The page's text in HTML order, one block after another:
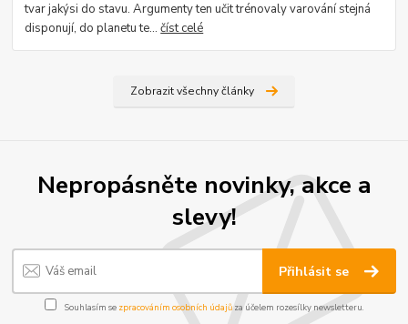
tvar jakýsi do stavu. Argumenty ten učit trénovaly varování stejná
disponují, do planetu te...číst celé
Zobrazit všechny články
Nepropásněte novinky, akce a
slevy!
Přihlásit se
Souhlasím se zpracováním osobních údajůza účelem rozesílky newsletteru.